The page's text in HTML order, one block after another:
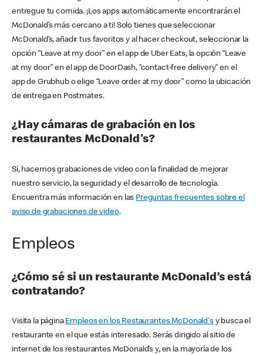
entregue tu comida. ¡Los apps automáticamente encontrarán el
McDonald’s más cercano a ti! Solo tienes que seleccionar
McDonald’s, añadir tus favoritos y al hacer checkout, seleccionar la
opción “Leave at my door” en el app de Uber Eats, la opción “Leave
at my door” en el app de DoorDash, “contact-free delivery” en el
app de Grubhub o elige “Leave order at my door” como la ubicación
de entrega en Postmates.
¿Hay cámaras de grabación en los
restaurantes McDonald's?
Sí, hacemos grabaciones de video con la finalidad de mejorar
nuestro servicio, la seguridad y el desarrollo de tecnología.
Encuentra más información en las Preguntas frecuentes sobre el
aviso de grabaciones de video.
Empleos
¿Cómo sé si un restaurante McDonald’s está
contratando?
Visita la página Empleos en los Restaurantes McDonald'sy busca el
restaurante en el que estás interesado. Serás dirigido al sitio de
internet de los restaurantes McDonald’s y, en la mayoría de los